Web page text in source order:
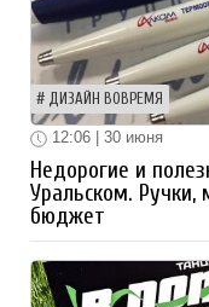
ДИЗАЙН ВОВРЕМЯ
12:06 | 30 июня
Недорогие и
Уральском.
бюджет